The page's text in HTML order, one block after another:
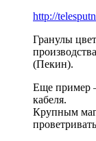
http://
Гранулы
(Пекин).
Еще пример
кабеля.
Крупным